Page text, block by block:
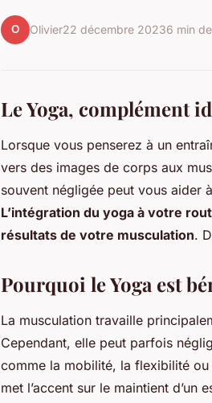
O Olivier22 décembre 20236 min
Le Yoga, complément
Lorsque vous penserez à un
vers des images de corps aux
souvent négligée peut vous aider
L’intégration du yoga à votre
résultats de votre musculation.
Pourquoi le Yoga est
La musculation travaille
Cependant, elle peut parfois
comme la mobilité, la flexibilité
met l’accent sur le maintient d’un